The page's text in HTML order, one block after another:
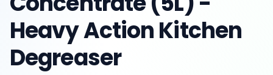
Heavy Action Kitchen
Degreaser